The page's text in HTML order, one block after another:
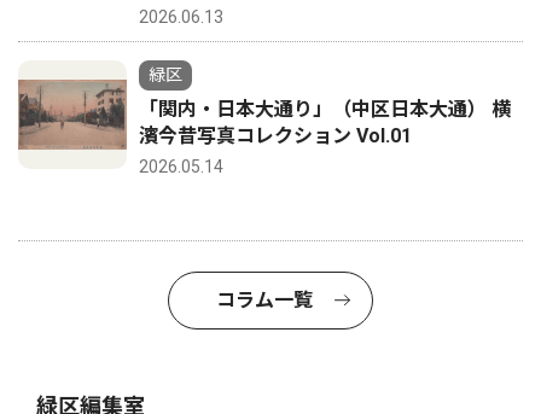
2026.06.13
緑区
「関内・日本大通り」（中区日本大通） 横
濱今昔写真コレクション Vol.01
2026.05.14
コラム一覧
緑区編集室